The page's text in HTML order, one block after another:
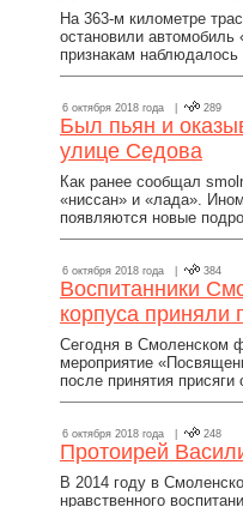
На 363-м километре
остановили
признакам наблюдалось
6 октября 2018 года | 289
Был пьян и
улице Седова
Как ранее сообщал
«ниссан» и «лада».
появляются новые
6 октября 2018 года | 384
Воспитанники
корпуса приняли
Сегодня в Смоленском
мероприятие
после принятия
6 октября 2018 года | 248
Протоирей
В 2014 году в
нравственного